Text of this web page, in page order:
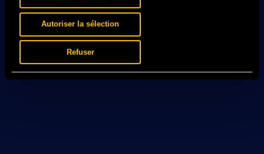
Autoriser la sélection
Refuser